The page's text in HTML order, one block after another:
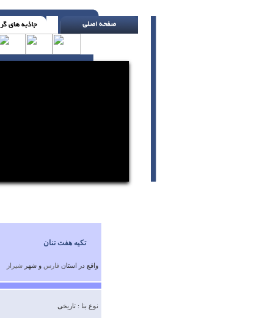
تکیه هفت تنان
واقع در استانفارس و شهرشيراز
نوع بنا : تاریخی